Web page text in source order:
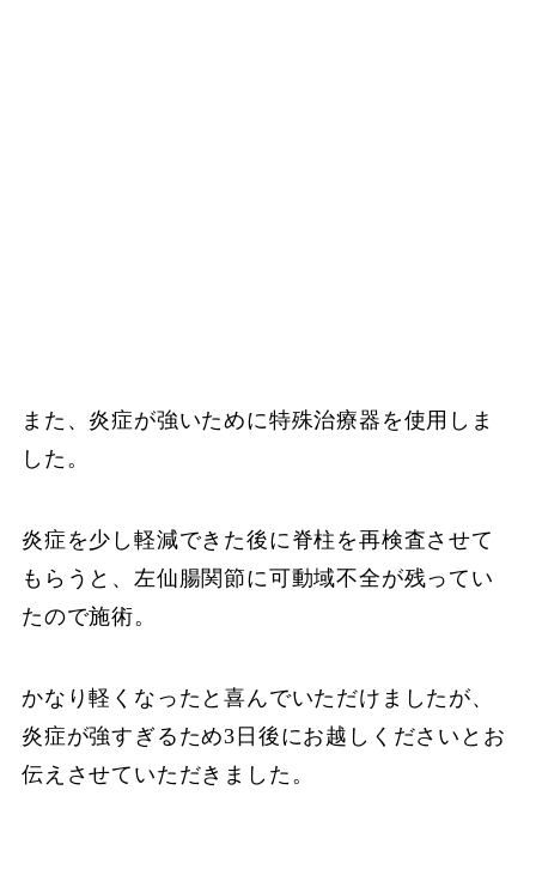
また、炎症が強いために特殊治療器を使用しま
した。
炎症を少し軽減できた後に脊柱を再検査させて
もらうと、左仙腸関節に可動域不全が残ってい
たので施術。
かなり軽くなったと喜んでいただけましたが、
炎症が強すぎるため3日後にお越しくださいとお
伝えさせていただきました。